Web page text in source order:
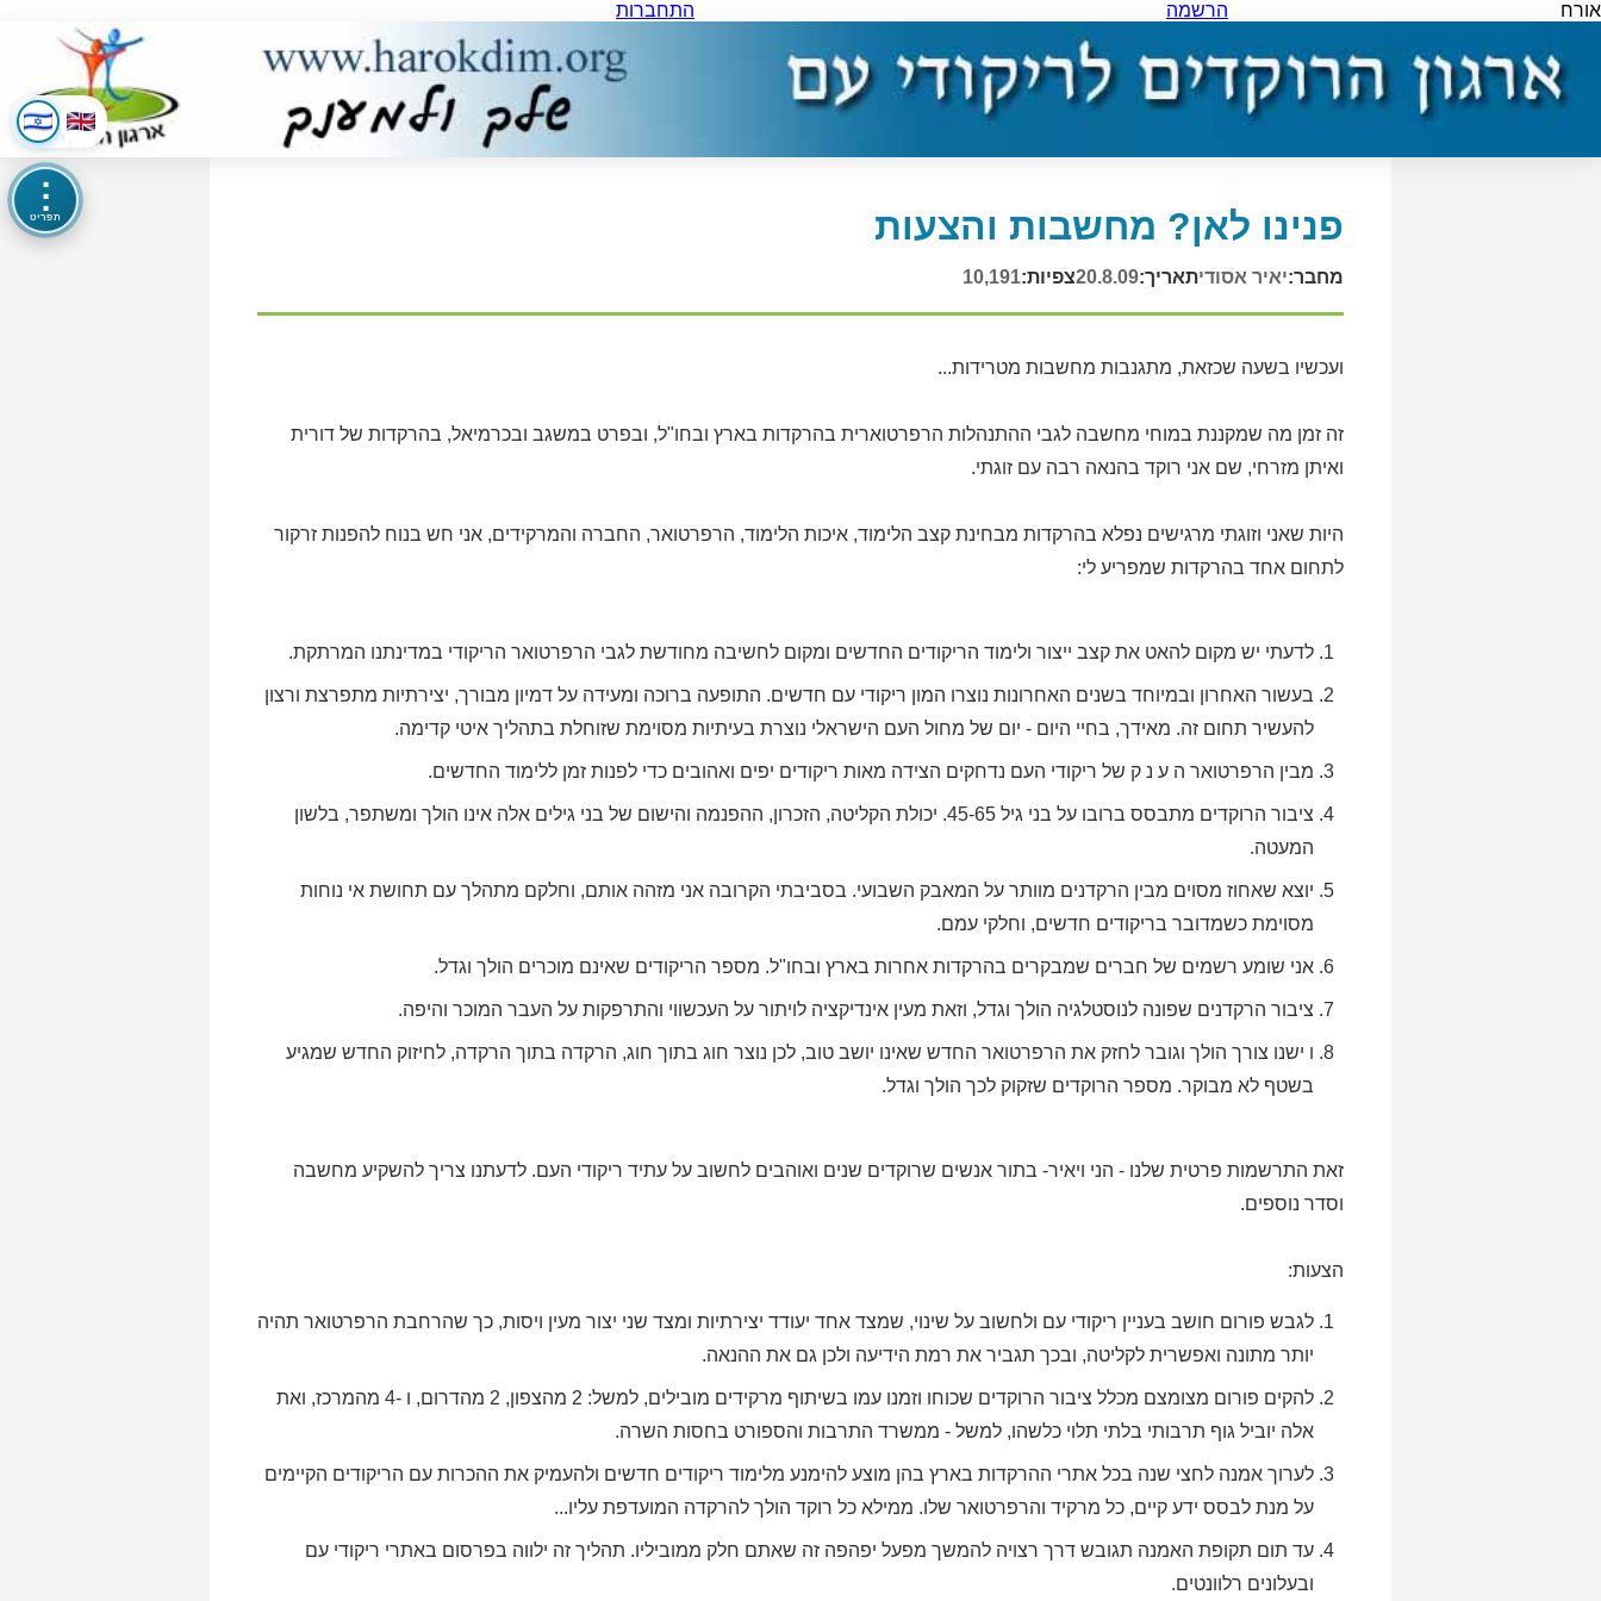
אורח הרשמה התחברות
⋮
תפריט פנינו לאן? מחשבות והצעות
מחבר:יאיר אסודיתאריך:20.8.09צפיות:10,191
ועכשיו בשעה שכזאת, מתגנבות מחשבות מטרידות...
זה זמן מה שמקננת במוחי מחשבה לגבי ההתנהלות הרפרטוארית בהרקדות בארץ ובחו"ל, ובפרט במשגב ובכרמיאל, בהרקדות של דורית
ואיתן מזרחי, שם אני רוקד בהנאה רבה עם זוגתי.
היות שאני וזוגתי מרגישים נפלא בהרקדות מבחינת קצב הלימוד, איכות הלימוד, הרפרטואר, החברה והמרקידים, אני חש בנוח להפנות זרקור
לתחום אחד בהרקדות שמפריע לי:
לדעתי יש מקום להאט את קצב ייצור ולימוד הריקודים החדשים ומקום לחשיבה מחודשת לגבי הרפרטואר הריקודי במדינתנו המרתקת.
בעשור האחרון ובמיוחד בשנים האחרונות נוצרו המון ריקודי עם חדשים. התופעה ברוכה ומעידה על דמיון מבורך, יצירתיות מתפרצת ורצון
להעשיר תחום זה. מאידך, בחיי היום - יום של מחול העם הישראלי נוצרת בעיתיות מסוימת שזוחלת בתהליך איטי קדימה.
מבין הרפרטואר ה ע נ ק של ריקודי העם נדחקים הצידה מאות ריקודים יפים ואהובים כדי לפנות זמן ללימוד החדשים.
ציבור הרוקדים מתבסס ברובו על בני גיל 45-65. יכולת הקליטה, הזכרון, ההפנמה והישום של בני גילים אלה אינו הולך ומשתפר, בלשון
המעטה.
יוצא שאחוז מסוים מבין הרקדנים מוותר על המאבק השבועי. בסביבתי הקרובה אני מזהה אותם, וחלקם מתהלך עם תחושת אי נוחות
מסוימת כשמדובר בריקודים חדשים, וחלקי עמם.
אני שומע רשמים של חברים שמבקרים בהרקדות אחרות בארץ ובחו"ל. מספר הריקודים שאינם מוכרים הולך וגדל.
ציבור הרקדנים שפונה לנוסטלגיה הולך וגדל, וזאת מעין אינדיקציה לויתור על העכשווי והתרפקות על העבר המוכר והיפה.
ו ישנו צורך הולך וגובר לחזק את הרפרטואר החדש שאינו יושב טוב, לכן נוצר חוג בתוך חוג, הרקדה בתוך הרקדה, לחיזוק החדש שמגיע
בשטף לא מבוקר. מספר הרוקדים שזקוק לכך הולך וגדל.
זאת התרשמות פרטית שלנו - הני ויאיר- בתור אנשים שרוקדים שנים ואוהבים לחשוב על עתיד ריקודי העם. לדעתנו צריך להשקיע מחשבה
וסדר נוספים.
הצעות:
לגבש פורום חושב בעניין ריקודי עם ולחשוב על שינוי, שמצד אחד יעודד יצירתיות ומצד שני יצור מעין ויסות, כך שהרחבת הרפרטואר תהיה
יותר מתונה ואפשרית לקליטה, ובכך תגביר את רמת הידיעה ולכן גם את ההנאה.
להקים פורום מצומצם מכלל ציבור הרוקדים שכוחו וזמנו עמו בשיתוף מרקידים מובילים, למשל: 2 מהצפון, 2 מהדרום, ו -4 מהמרכז, ואת
אלה יוביל גוף תרבותי בלתי תלוי כלשהו, למשל - ממשרד התרבות והספורט בחסות השרה.
לערוך אמנה לחצי שנה בכל אתרי ההרקדות בארץ בהן מוצע להימנע מלימוד ריקודים חדשים ולהעמיק את ההכרות עם הריקודים הקיימים
על מנת לבסס ידע קיים, כל מרקיד והרפרטואר שלו. ממילא כל רוקד הולך להרקדה המועדפת עליו...
עד תום תקופת האמנה תגובש דרך רצויה להמשך מפעל יפהפה זה שאתם חלק ממוביליו. תהליך זה ילווה בפרסום באתרי ריקודי עם
ובעלונים רלוונטים.